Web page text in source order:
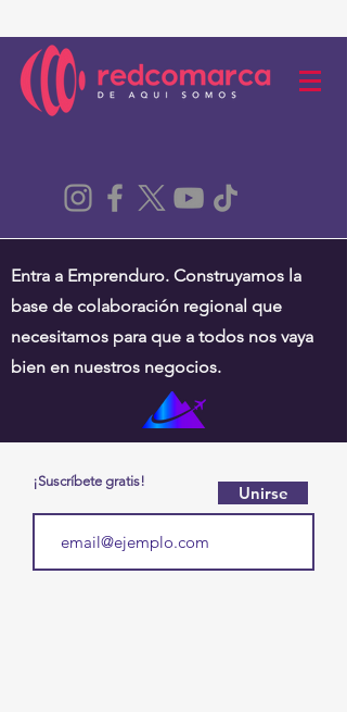
Entra a Emprenduro. Construyamos la
base de colaboración regional que
necesitamos para que a todos nos vaya
bien en nuestros negocios.
¡Suscríbete gratis!
Unirse